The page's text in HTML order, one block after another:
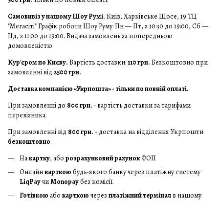
Самовивіз у нашому Шоу Румі. Київ, Харківське Шосе, 19 ТЦ
"Мегасіті" Графік роботи Шоу Руму: Пн — Пт, з 10:30 до 19:00, Сб —
Нд, з 11:00 до 19:00. Видача замовлень за попередньою
домовленістю.
Кур'єром по Києву. Вартість доставки:110 грн. Безкоштовно при
замовленні від 2500 грн.
Доставка компанією «Укрпошта» - тільки по повній оплаті.
При замовленні до 800 грн. - вартість доставки за тарифами
перевізника.
При замовленні від 800 грн. - доставка на відділення Укрпошти
безкоштовно.
Накартку, або розрахунковий рахунокФОП
Онлайнкарткою будь-якого банку через платіжну систему
LiqPayчиMonopayбез комісії.
Готівкою або карткою через платіжний термінал в нашому